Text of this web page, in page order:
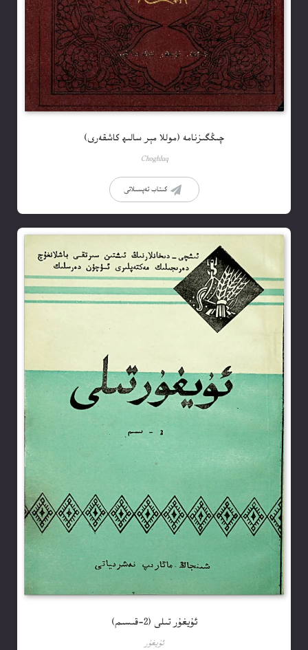
چىڭگىزنامە (موللا مېر سالىھ كاشقەرى)
Choghluq
كىتاب تەپسىلاتى
ئۇيغۇر تىلى (2-قىسىم)
ئۇيغۇر